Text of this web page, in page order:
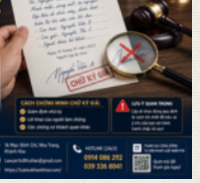
HÔN NƯỚC NGOÀI